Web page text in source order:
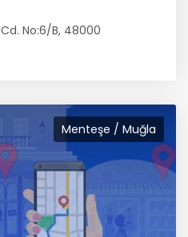
No:6/B, 48000
Menteşe / Muğla